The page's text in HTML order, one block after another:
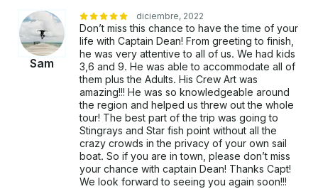
pagar. Simplemente pulsa «Solicitar reserva» y
envíanos una consulta para obtener una oferta
Sam
diciembre, 2022
Don’t miss this chance to have the time of your
life with Captain Dean! From greeting to finish,
he was very attentive to all of us. We had kids
3,6 and 9. He was able to accommodate all of
them plus the Adults. His Crew Art was
amazing!!! He was so knowledgeable around
the region and helped us threw out the whole
tour! The best part of the trip was going to
Stingrays and Star fish point without all the
crazy crowds in the privacy of your own sail
boat. So if you are in town, please don’t miss
your chance with captain Dean! Thanks Capt!
We look forward to seeing you again soon!!!